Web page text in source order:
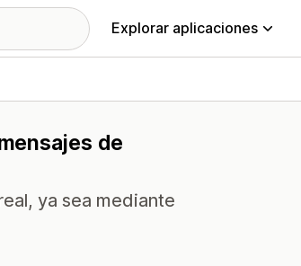
Explorar aplicaciones
de
ya sea mediante